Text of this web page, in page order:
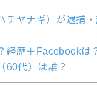
チヤナギ）が逮捕
経歴＋Facebookは
60代）は誰？